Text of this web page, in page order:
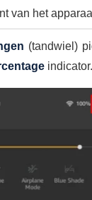
van het
(tandwiel)
indicator.